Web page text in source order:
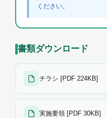
ください。
書類ダウンロード
チラシ [PDF 224KB]
実施要領 [PDF 30KB]